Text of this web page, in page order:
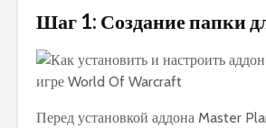
Шаг 1: Создание папки
Перед установкой аддона Master